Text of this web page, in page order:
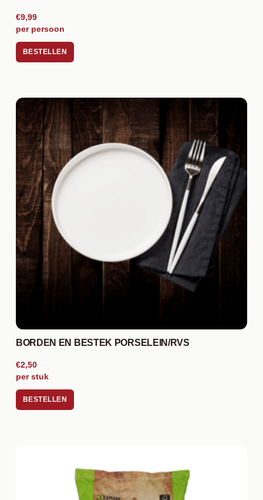
€9,99
per persoon
BESTELLEN
BORDEN EN BESTEK PORSELEIN/RVS
€2,50
per stuk
BESTELLEN